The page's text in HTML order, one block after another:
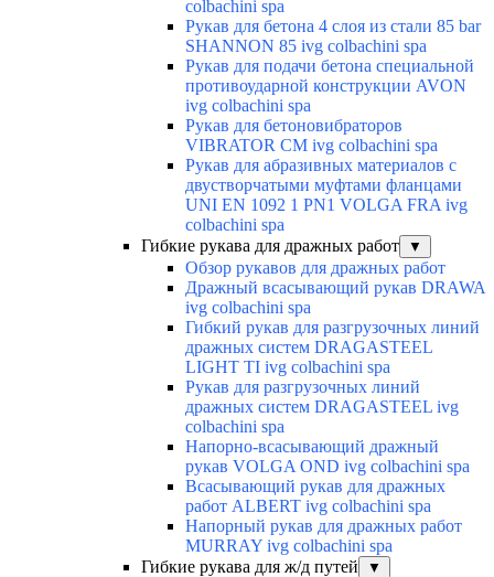
colbachini spa
Рукав для бетона 4 слоя из стали 85 bar
SHANNON 85 ivg colbachini spa
Рукав для подачи бетона специальной
противоударной конструкции AVON
ivg colbachini spa
Рукав для бетоновибраторов
VIBRATOR CM ivg colbachini spa
Рукав для абразивных материалов с
двустворчатыми муфтами фланцами
UNI EN 1092 1 PN1 VOLGA FRA ivg
colbachini spa
Гибкие рукава для дражных работ
▼
Обзор рукавов для дражных работ
Дражный всасывающий рукав DRAWA
ivg colbachini spa
Гибкий рукав для разгрузочных линий
дражных систем DRAGASTEEL
LIGHT TI ivg colbachini spa
Рукав для разгрузочных линий
дражных систем DRAGASTEEL ivg
colbachini spa
Напорно-всасывающий дражный
рукав VOLGA OND ivg colbachini spa
Всасывающий рукав для дражных
работ ALBERT ivg colbachini spa
Напорный рукав для дражных работ
MURRAY ivg colbachini spa
Гибкие рукава для ж/д путей
▼